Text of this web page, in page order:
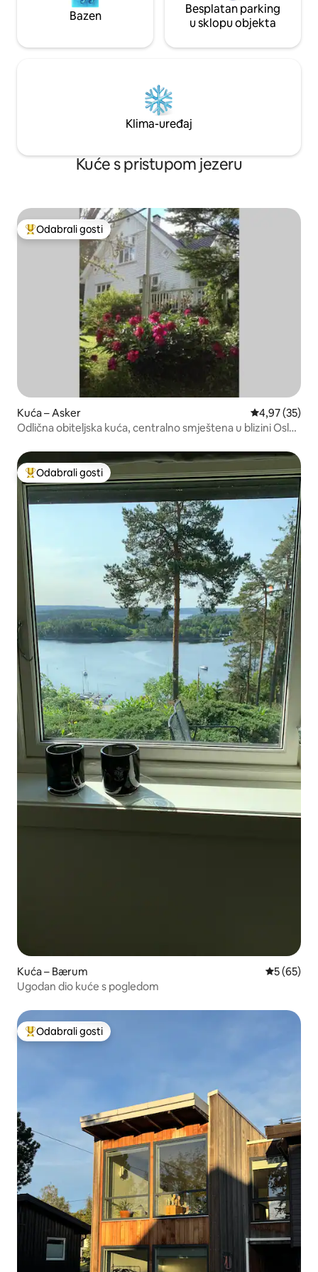
Bazen
Besplatan parking
u sklopu objekta
Klima-uređaj
Kuće s pristupom jezeru
Među najviše rangiranima s oznakom „Odabrali gosti”
Odabrali gosti
Kuća – Asker Prosječna
4,97 (35)
Odlična obiteljska kuća, centralno smještena u blizini Osla,
Među najviše rangiranima s oznakom „Odabrali gosti”
Odabrali gosti
Kuća – Bærum Prosječna
5 (65)
Ugodan dio kuće s pogledom
Među najviše rangiranima s oznakom „Odabrali gosti”
Odabrali gosti